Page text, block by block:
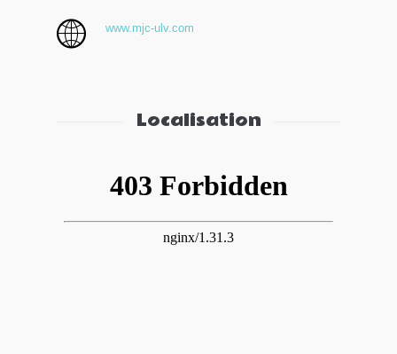
www.mjc-ulv.com
Localisation